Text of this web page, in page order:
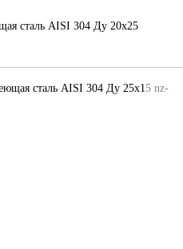
сталь AISI 304 Ду 20х25